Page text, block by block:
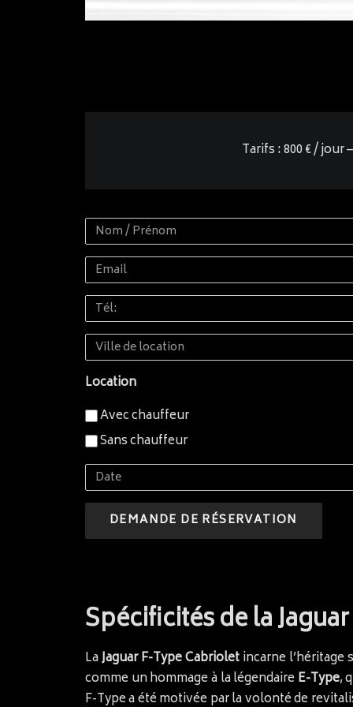
Tarifs : 800 € / jour
Nom
/
Prénom
Email
Tél:
Ville
de
location
Location
Avec chauffeur
Sans chauffeur
Date
Spécificités de la
LaJaguar F-Type Cabrioletincarne l’héritage
comme un hommage à la légendaireE-Type,
F-Type a été motivée par la volonté de